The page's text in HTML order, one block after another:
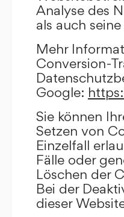
Analyse des
als auch
Mehr
Conversion-
Google:
Sie können
Setzen von
Einzelfall
Fälle oder
Löschen der
Bei der
dieser